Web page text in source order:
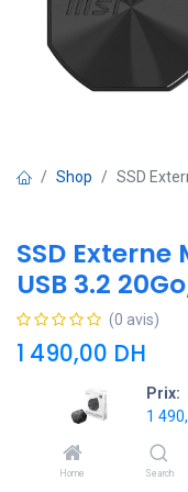
Prix:
1
Home Search
Shop SSD
SSD Externe
USB 3.2
(0 avis)
1 490,00 DH
Ajouter à la liste